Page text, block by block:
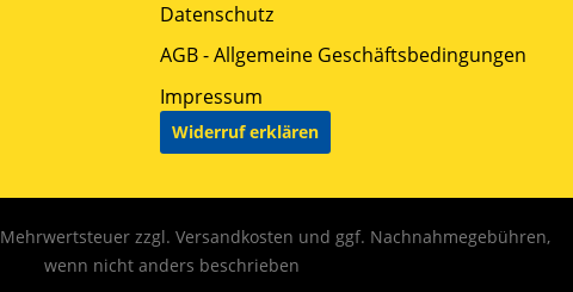
Datenschutz
AGB - Allgemeine Geschäftsbedingungen
Impressum
Widerruf erklären
zzgl. Versandkosten und ggf. Nachnahmegebühren,
wenn nicht anders beschrieben